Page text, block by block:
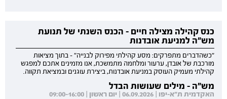
כנס קהילה מצילה חיים - הכנס השנתי של תנועת
מש"ה למניעת אובדנות
"כשהדברים מתפרקים: מסע קהילתי מפירוק לבנייה" - בתוך מציאות
מורכבת של אובדן, ערעור ומלחמה מתמשכת, אנו מזמינים אתכם למפגש
קהילתי מעמיק העוסק במניעת אובדנות, ביצירת עוגנים ובמציאת תקווה.
מש"ה - מילים שעושות הבדל
האקדמית ת"א-יפו | 06.09.2026 | יום ראשון | 09:00-16:00